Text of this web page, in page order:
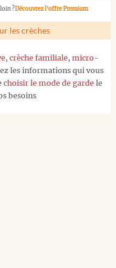
?Découvrez l'offre Premium
les crèches
, crèche familiale, micro-
les informations qui vous
choisir le mode de garde le
besoins